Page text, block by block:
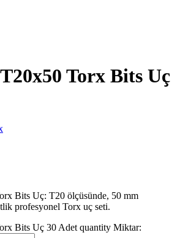
Torx Bits Uç
Bits Uç: T20 ölçüsünde, 50 mm
profesyonel Torx uç seti.
Bits Uç 30 Adet quantity Miktar: